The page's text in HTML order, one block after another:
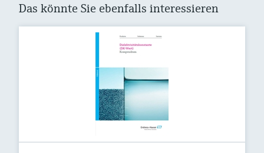
Das könnte Sie ebenfalls interessieren